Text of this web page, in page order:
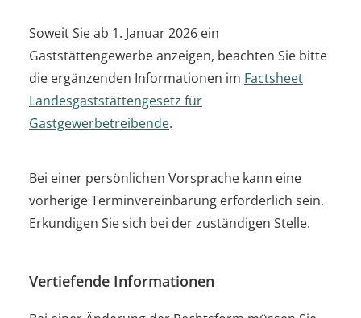
Soweit Sie ab 1. Januar 2026 ein
Gaststättengewerbe anzeigen, beachten Sie bitte
die ergänzenden Informationen im Factsheet
Landesgaststättengesetz für
Gastgewerbetreibende.
Bei einer persönlichen Vorsprache kann eine
vorherige Terminvereinbarung erforderlich sein.
Erkundigen Sie sich bei der zuständigen Stelle.
Vertiefende Informationen